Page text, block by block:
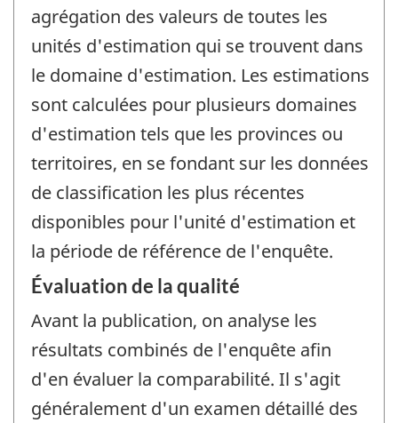
agrégation des valeurs de toutes les
unités d'estimation qui se trouvent dans
le domaine d'estimation. Les estimations
sont calculées pour plusieurs domaines
d'estimation tels que les provinces ou
territoires, en se fondant sur les données
de classification les plus récentes
disponibles pour l'unité d'estimation et
la période de référence de l'enquête.
Évaluation de la qualité
Avant la publication, on analyse les
résultats combinés de l'enquête afin
d'en évaluer la comparabilité. Il s'agit
généralement d'un examen détaillé des